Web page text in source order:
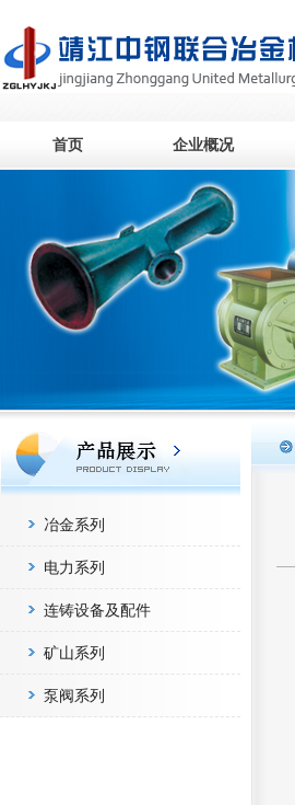
首页 企业概况
冶金系列
电力系列
连铸设备及配件
矿山系列
泵阀系列